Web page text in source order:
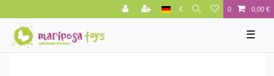
€ 0 0,00 €
☰